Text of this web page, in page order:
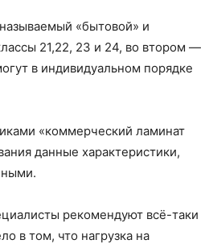
«бытовой» и
21,22, 23 и 24, во втором —
в индивидуальном порядке
«коммерческий ламинат
данные характеристики,
рекомендуют всё-таки
в том, что нагрузка на